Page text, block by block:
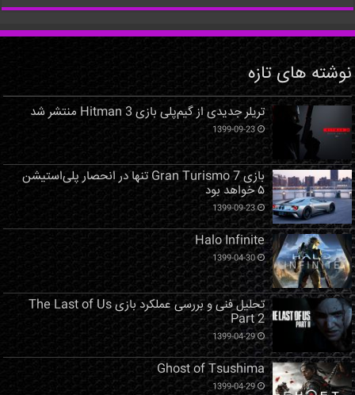
نوشته های تازه
تریلر جدیدی از گیم‌پلی بازی Hitman 3 منتشر شد
1399-09-23
بازی Gran Turismo 7 تنها در انحصار پلی‌استیشن
۵ خواهد بود
1399-09-23
Halo Infinite
1399-04-30
تحلیل فنی و بررسی عملکرد بازی The Last of Us
Part 2
1399-04-29
Ghost of Tsushima
1399-04-29